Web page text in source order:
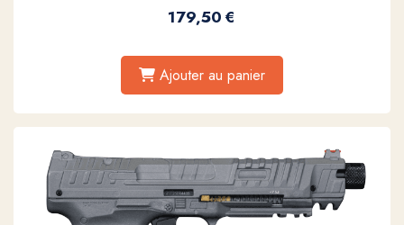
179,50€
Ajouter au panier